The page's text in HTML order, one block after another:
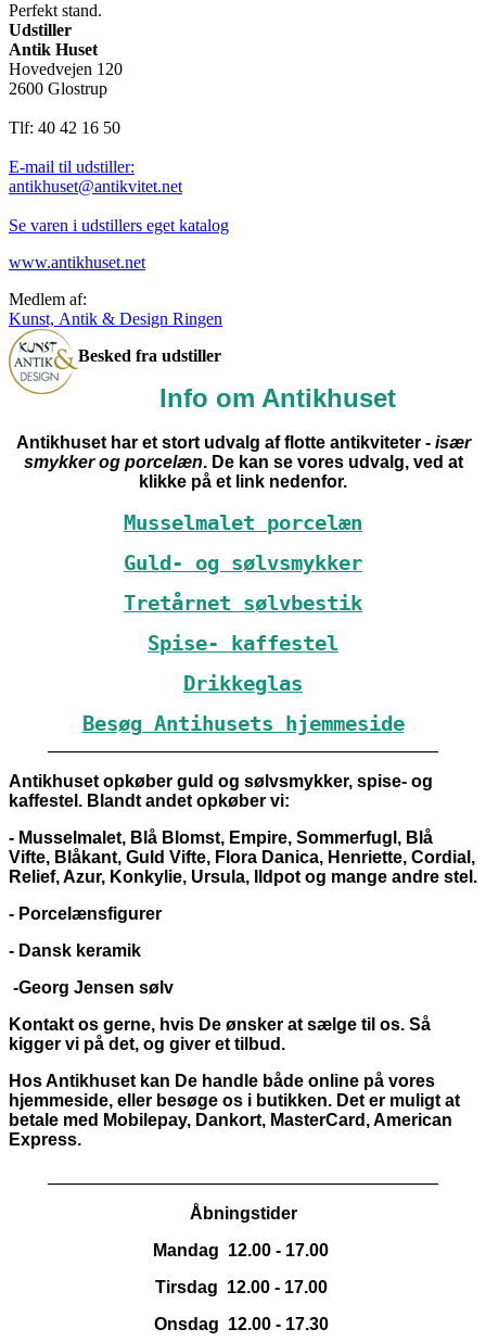
Perfekt stand.
Udstiller
Antik Huset
Hovedvejen 120
2600 Glostrup
Tlf: 40 42 16 50
E-mail til udstiller:
antikhuset@antikvitet.net
Se varen i udstillers eget katalog
www.antikhuset.net
Medlem af:
Kunst, Antik & Design Ringen
Besked fra udstiller
Info om Antikhuset
Antikhuset har et stort udvalg af flotte antikviteter - især
smykker og porcelæn. De kan se vores udvalg, ved at
klikke på et link nedenfor.
Musselmalet porcelæn
Guld- og sølvsmykker
Tretårnet sølvbestik
Spise- kaffestel
Drikkeglas
Besøg Antihusets hjemmeside
Antikhuset opkøber guld og sølvsmykker, spise- og
kaffestel. Blandt andet opkøber vi:
- Musselmalet, Blå Blomst, Empire, Sommerfugl, Blå
Vifte, Blåkant, Guld Vifte, Flora Danica, Henriette, Cordial,
Relief, Azur, Konkylie, Ursula, Ildpot og mange andre stel.
- Porcelænsfigurer
- Dansk keramik
-Georg Jensen sølv
Kontakt os gerne, hvis De ønsker at sælge til os. Så
kigger vi på det, og giver et tilbud.
Hos Antikhuset kan De handle både online på vores
hjemmeside, eller besøge os i butikken. Det er muligt at
betale med Mobilepay, Dankort, MasterCard, American
Express.
Åbningstider
Mandag 12.00 - 17.00
Tirsdag 12.00 - 17.00
Onsdag 12.00 - 17.30